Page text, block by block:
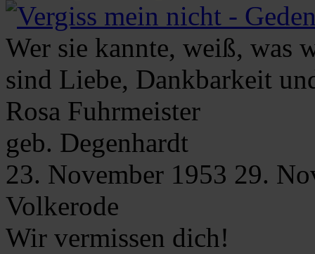
Wer sie kannte, weiß, was
sind Liebe, Dankbarkeit
Rosa Fuhrmeister
geb. Degenhardt
23. November 1953 29.
Volkerode
Wir vermissen dich!